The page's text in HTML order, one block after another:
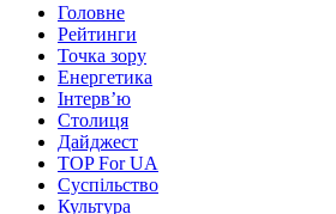
Головне
Рейтинги
Точка зору
Енергетика
Інтерв’ю
Столиця
Дайджест
TOP For UA
Суспiльство
Культура